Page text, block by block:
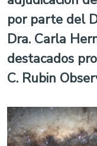
por parte del
Dra. Carla
destacados
C. Rubin